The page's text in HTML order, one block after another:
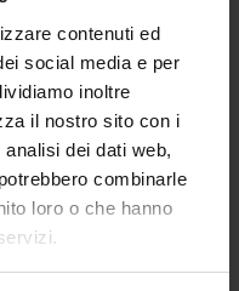
contenuti ed
social media e per
inoltre
il nostro sito con i
dei dati web,
combinarle
loro o che hanno